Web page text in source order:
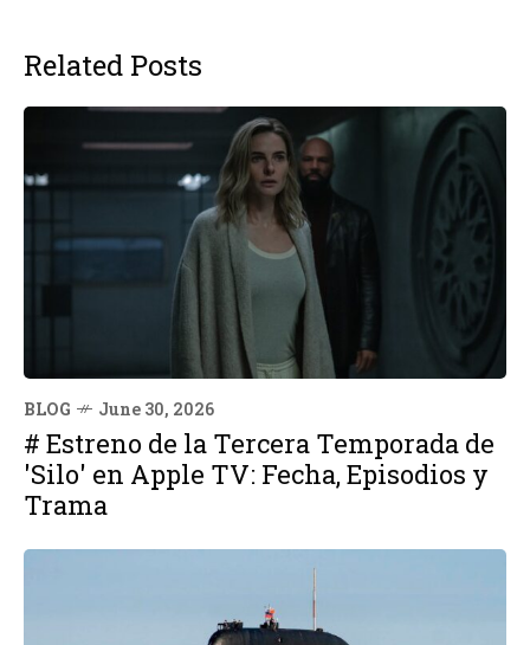
Related Posts
BLOG June 30, 2026
# Estreno de la Tercera Temporada de
'Silo' en Apple TV: Fecha, Episodios y
Trama